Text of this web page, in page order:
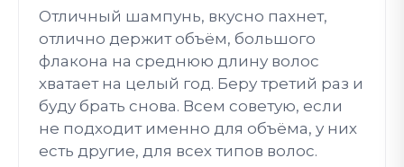
Отличный шампунь, вкусно пахнет,
отлично держит объём, большого
флакона на среднюю длину волос
хватает на целый год. Беру третий раз и
буду брать снова. Всем советую, если
не подходит именно для объёма, у них
есть другие, для всех типов волос.